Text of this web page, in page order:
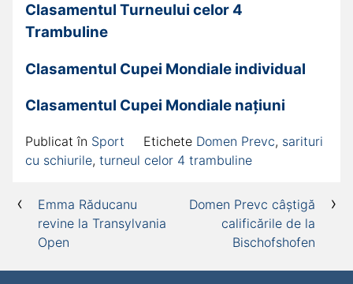
Clasamentul Turneului celor 4
Trambuline
Clasamentul Cupei Mondiale individual
Clasamentul Cupei Mondiale națiuni
Publicat în Sport Etichete Domen Prevc, sarituri
cu schiurile, turneul celor 4 trambuline
Navigare
articole
Domen Prevc câștigă
calificările de la
Bischofshofen
Emma Răducanu
revine la Transylvania
Open